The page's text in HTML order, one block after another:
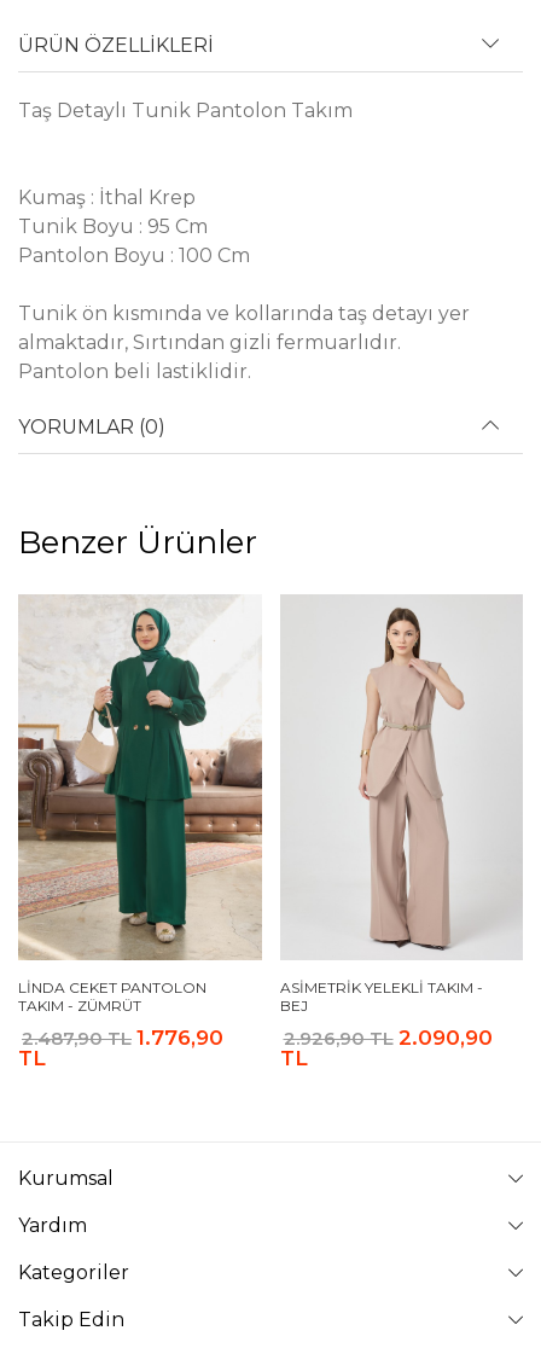
ÜRÜN ÖZELLİKLERİ
Taş Detaylı Tunik Pantolon Takım
Kumaş : İthal Krep
Tunik Boyu : 95 Cm
Pantolon Boyu : 100 Cm
Tunik ön kısmında ve kollarında taş detayı yer
almaktadır, Sırtından gizli fermuarlıdır.
Pantolon beli lastiklidir.
YORUMLAR (0)
Benzer Ürünler
LINDA CEKET PANTOLON
TAKIM - ZÜMRÜT
2.487,90 TL 1.776,90
TL
ASIMETRIK YELEKLI TAKIM -
BEJ
2.926,90 TL 2.090,90
TL
Kurumsal
Yardım
Kategoriler
Takip Edin